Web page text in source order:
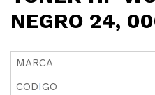
NEGRO 24,
MARCA
CODIGO